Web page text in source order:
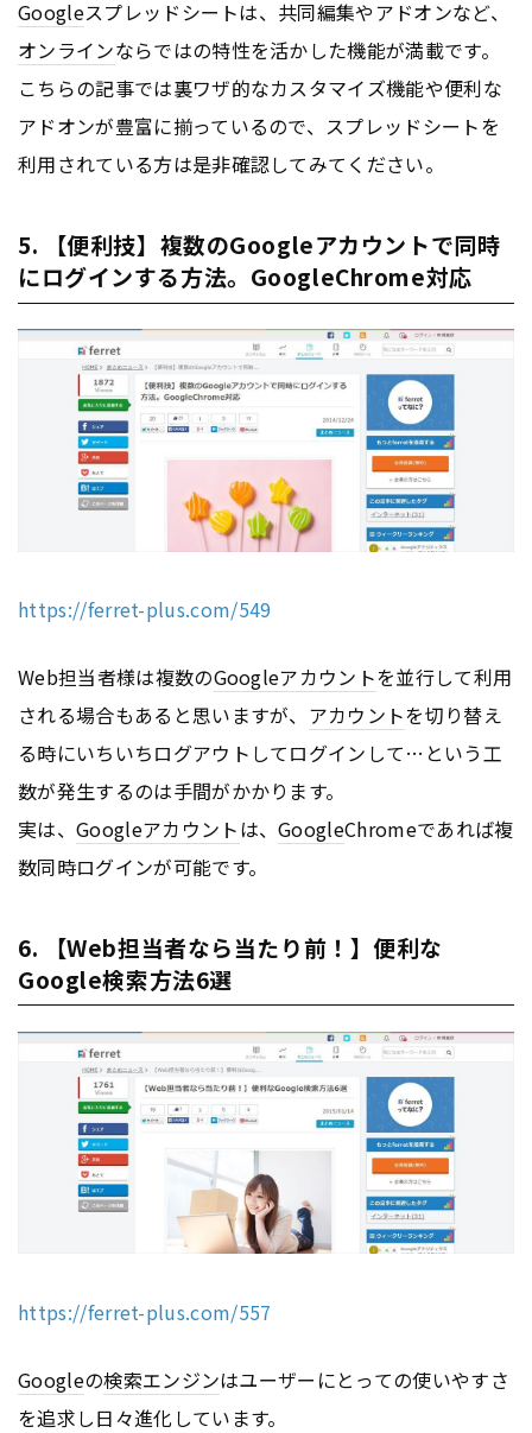
Googleスプレッドシートは、共同編集やアドオンなど、
オンラインならではの特性を活かした機能が満載です。
こちらの記事では裏ワザ的なカスタマイズ機能や便利な
アドオンが豊富に揃っているので、スプレッドシートを
利用されている方は是非確認してみてください。
5. 【便利技】複数のGoogleアカウントで同時
にログインする方法。GoogleChrome対応
https://ferret-plus.com/549
Web担当者様は複数のGoogleアカウントを並行して利用
される場合もあると思いますが、 アカウントを切り替え
る時にいちいちログアウトしてログインして…という工
数が発生するのは手間がかかります。
実は、 Googleアカウントは、GoogleChromeであれば複
数同時ログインが可能です。
6. 【Web担当者なら当たり前！】便利な
Google検索方法6選
https://ferret-plus.com/557
Googleの検索エンジンはユーザーにとっての使いやすさ
を追求し日々進化しています。